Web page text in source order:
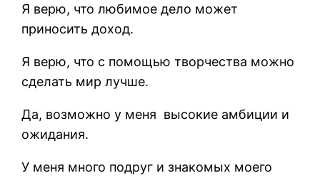
Я верю, что любимое дело может
приносить доход.
Я верю, что с помощью творчества можно
сделать мир лучше.
Да, возможно у меня высокие амбиции и
ожидания.
У меня много подруг и знакомых моего